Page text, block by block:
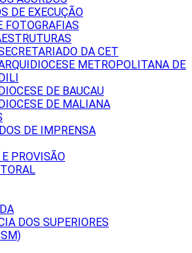
DE EXECUÇÃO
FOTOGRAFIAS
DA CET
METROPOLITANA DE
DE BAUCAU
DE MALIANA
DE IMPRENSA
PROVISÃO
DOS SUPERIORES